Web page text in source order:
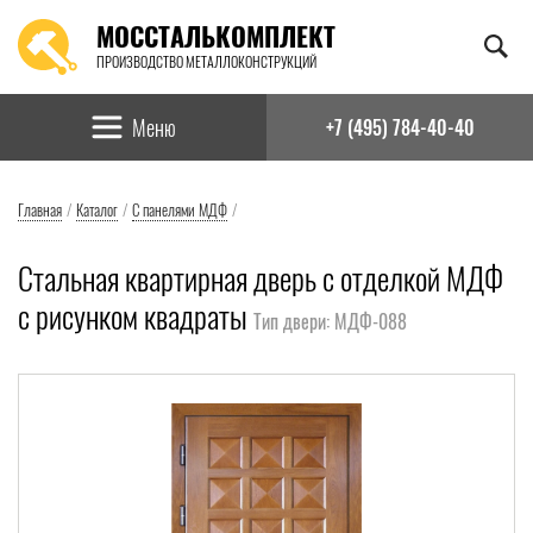
МОССТАЛЬКОМПЛЕКТ
ПРОИЗВОДСТВО МЕТАЛЛОКОНСТРУКЦИЙ
Найти:
Меню +7 (495) 784-40-40
Главная / Каталог / С панелями МДФ /
Стальная квартирная дверь с отделкой МДФ
с рисунком квадраты Тип двери: МДФ-088